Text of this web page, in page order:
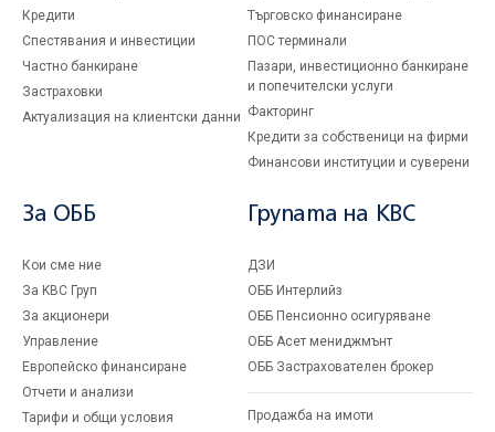
Кредити
Спестявания и инвестиции
Частно банкиране
Застраховки
Актуализация на клиентски данни
Търговско финансиране
ПОС терминали
Пазари, инвестиционно банкиране
и попечителски услуги
Факторинг
Кредити за собственици на фирми
Финансови институции и суверени
За ОББ
Кои сме ние
За KBC Груп
За акционери
Управление
Европейско финансиране
Отчети и анализи
Тарифи и общи условия
Групата на KBC
ДЗИ
ОББ Интерлийз
ОББ Пенсионно осигуряване
ОББ Асет мениджмънт
ОББ Застрахователен брокер
Продажба на имоти